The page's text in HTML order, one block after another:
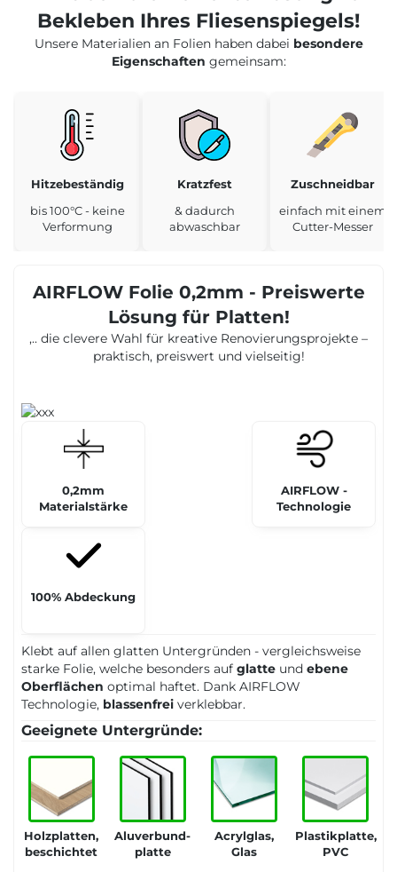
Bekleben Ihres Fliesenspiegels!
Unsere Materialien an Folien haben dabei besondere
Eigenschaften gemeinsam:
Hitzebeständig
bis 100°C - keine
Verformung
Kratzfest
& dadurch
abwaschbar
Zuschneidbar
einfach mit einem
Cutter-Messer
AIRFLOW Folie 0,2mm - Preiswerte
Lösung für Platten!
,.. die clevere Wahl für kreative Renovierungsprojekte –
praktisch, preiswert und vielseitig!
0,2mm
Materialstärke
AIRFLOW -
Technologie
100% Abdeckung
Klebt auf allen glatten Untergründen - vergleichsweise
starke Folie, welche besonders auf glatte und ebene
Oberflächen optimal haftet. Dank AIRFLOW
Technologie, blassenfrei verklebbar.
Geeignete Untergründe:
Holzplatten,
beschichtet
Aluverbund-
platte
Acrylglas,
Glas
Plastikplatte,
PVC